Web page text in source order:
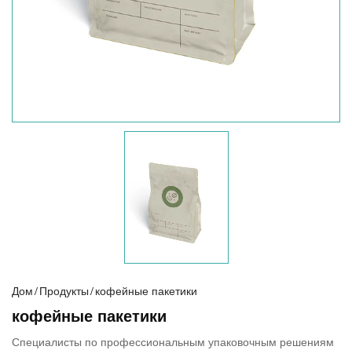
Дом/Продукты/кофейные пакетики
кофейные пакетики
Специалисты по профессиональным упаковочным решениям